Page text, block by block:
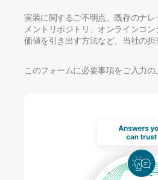
コミュニティ
カスタマーサポート
カスタマーポータル
初期トレーニング
企業情報
採用情報
適切なデータ分析プランで、より優れた
の達成をサポートします。
コミュニティ
実装に関するご不明点、既存のナレ
メントリポジトリ、オンラインコ
価値を引き出す方法など、当社の担
このフォームに必要事項をご入力の